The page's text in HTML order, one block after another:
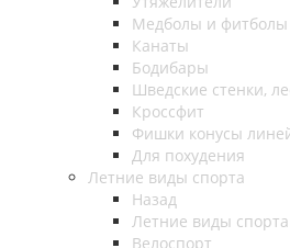
Медболы и фитболы
Канаты
Бодибары
Шведские стенки,
Кроссфит
Фишки конусы
Для похудения
Летние виды спорта
Назад
Летние виды спорта
Велоспорт